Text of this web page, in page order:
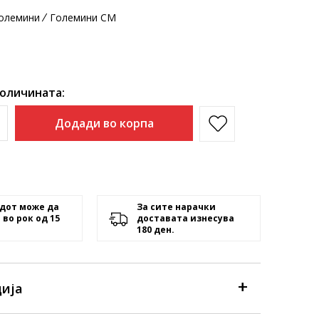
Големини CM
Додади во корпа
може да
рок од 15
За сите нарачки
доставата изнесува
180 ден.